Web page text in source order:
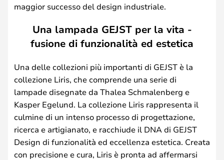
maggior successo del design industriale.
Una lampada GEJST per la vita -
fusione di funzionalità ed estetica
Una delle collezioni più importanti di GEJST è la
collezione Liris, che comprende una serie di
lampade disegnate da Thalea Schmalenberg e
Kasper Egelund. La collezione Liris rappresenta il
culmine di un intenso processo di progettazione,
ricerca e artigianato, e racchiude il DNA di GEJST
Design di funzionalità ed eccellenza estetica. Creata
con precisione e cura, Liris è pronta ad affermarsi